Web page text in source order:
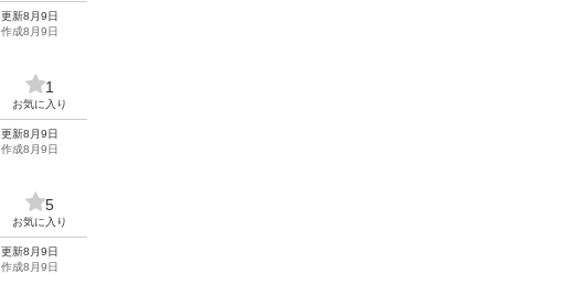
更新8月9日
作成8月9日
1
お気に入り
更新8月9日
作成8月9日
5
お気に入り
更新8月9日
作成8月9日